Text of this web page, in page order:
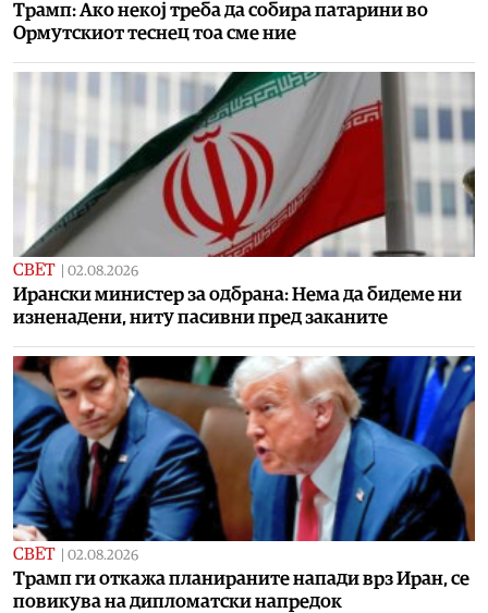
Tрамп: Ако некој треба да собира патарини во
Ормутскиот теснец тоа сме ние
СВЕТ 02.08.2026
Ирански министер за одбрана: Нема да бидеме ни
изненадени, ниту пасивни пред заканите
СВЕТ 02.08.2026
Трамп ги откажа планираните напади врз Иран, се
повикува на дипломатски напредок